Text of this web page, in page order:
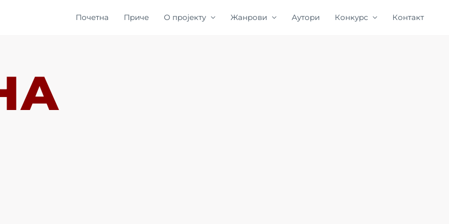
Почетна Приче О пројекту Жанрови Аутори Конкурс Контакт